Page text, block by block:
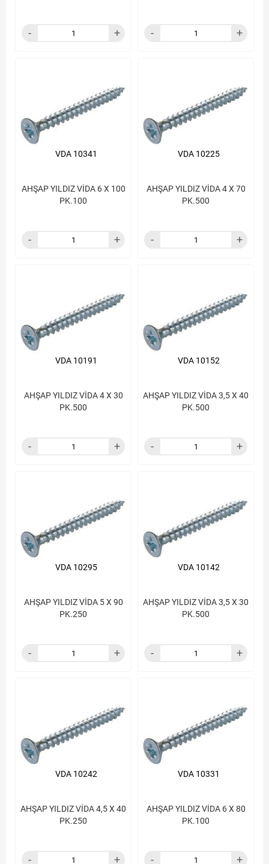
AHŞAP YILDIZ VİDA 6 X 100
PK.100
VDA 10341
AHŞAP YILDIZ VİDA 4 X 70
PK.500
VDA 10225
AHŞAP YILDIZ VİDA 4 X 30
PK.500
VDA 10191
AHŞAP YILDIZ VİDA 3,5 X 40
PK.500
VDA 10152
AHŞAP YILDIZ VİDA 5 X 90
PK.250
VDA 10295
AHŞAP YILDIZ VİDA 3,5 X 30
PK.500
VDA 10142
AHŞAP YILDIZ VİDA 4,5 X 40
PK.250
VDA 10242
AHŞAP YILDIZ VİDA 6 X 80
PK.100
VDA 10331